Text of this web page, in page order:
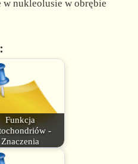
w nukleolusie w obrębie
Funkcja
-
Znaczenia